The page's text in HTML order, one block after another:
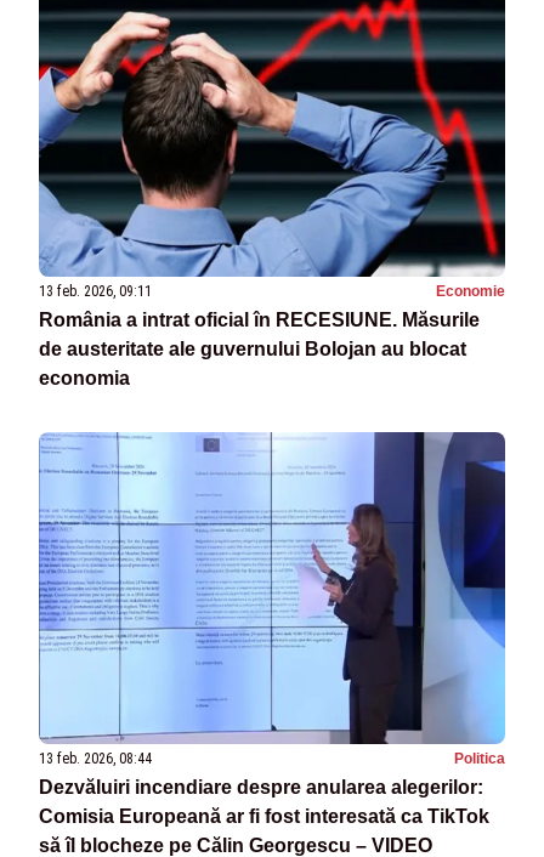
13 feb. 2026, 09:11 Economie
România a intrat oficial în RECESIUNE. Măsurile
de austeritate ale guvernului Bolojan au blocat
economia
13 feb. 2026, 08:44 Politica
Dezvăluiri incendiare despre anularea alegerilor:
Comisia Europeană ar fi fost interesată ca TikTok
să îl blocheze pe Călin Georgescu – VIDEO